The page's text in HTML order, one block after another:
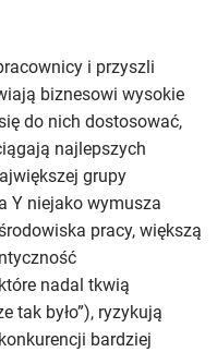
i przyszli
biznesowi wysokie
do nich dostosować,
najlepszych
grupy
Y niejako wymusza
pracy, większą
nadal tkwią
tak było”), ryzykują
bardziej